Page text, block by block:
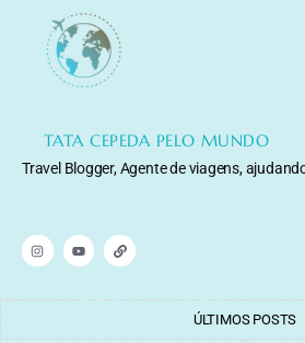
TATA CEPEDA PELO MUNDO
Travel Blogger, Agente de viagens,
ÚLTIMOS POSTS